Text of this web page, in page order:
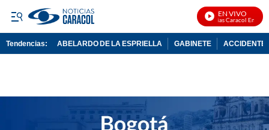
EN VIVO
Noticias Caracol En Vivo
Tendencias: ABELARDO DE LA ESPRIELLA GABINETE ACCIDENTE